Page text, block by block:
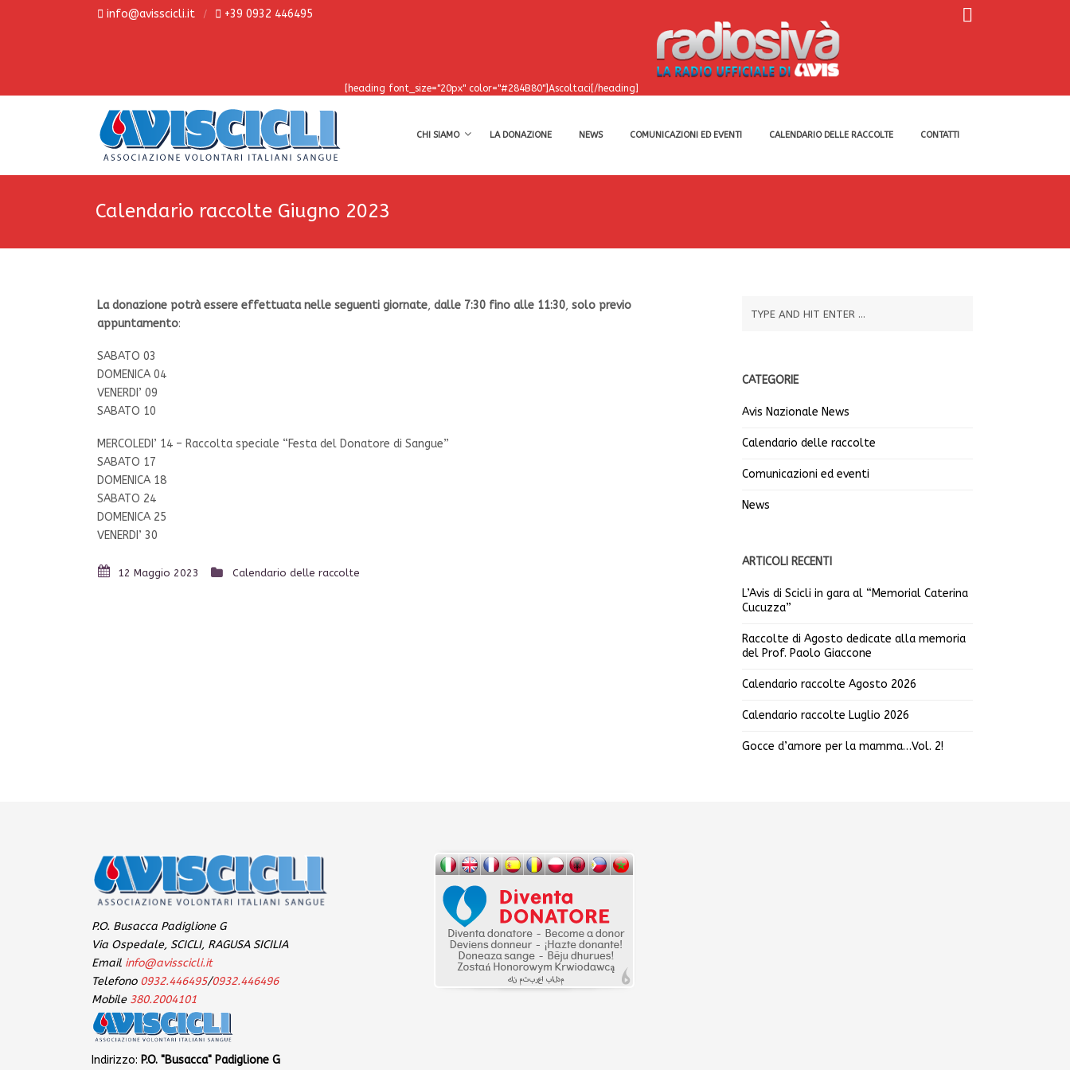
info@avisscicli.it +39 0932 446495
[heading font_size="20px" color="#284B80"]Ascoltaci[/heading]
CHI SIAMO LA DONAZIONE NEWS COMUNICAZIONI ED EVENTI CALENDARIO DELLE RACCOLTE CONTATTI
Calendario raccolte Giugno 2023
La donazione potrà essere effettuata nelle seguenti giornate, dalle 7:30 fino alle 11:30, solo previo
appuntamento:
SABATO 03
DOMENICA 04
VENERDI’ 09
SABATO 10
MERCOLEDI’ 14 – Raccolta speciale “Festa del Donatore di Sangue”
SABATO 17
DOMENICA 18
SABATO 24
DOMENICA 25
VENERDI’ 30
12 Maggio 2023 Calendario delle raccolte
CATEGORIE
Avis Nazionale News
Calendario delle raccolte
Comunicazioni ed eventi
News
ARTICOLI RECENTI
L’Avis di Scicli in gara al “Memorial Caterina
Cucuzza”
Raccolte di Agosto dedicate alla memoria
del Prof. Paolo Giaccone
Calendario raccolte Agosto 2026
Calendario raccolte Luglio 2026
Gocce d’amore per la mamma…Vol. 2!
P.O. Busacca Padiglione G
Via Ospedale, SCICLI, RAGUSA SICILIA
Email info@avisscicli.it
Telefono 0932.446495/0932.446496
Mobile 380.2004101
Indirizzo: P.O. "Busacca" Padiglione G